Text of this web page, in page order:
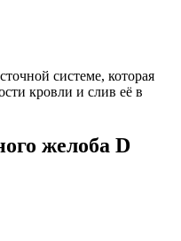
системе, которая
кровли и слив её в
желоба D